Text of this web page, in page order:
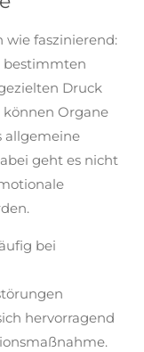
wie faszinierend:
bestimmten
Druck
Organe
allgemeine
geht es nicht
bei
hervorragend